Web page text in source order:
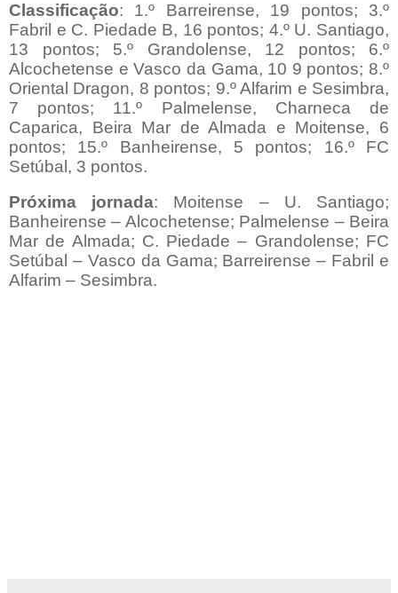
Classificação: 1.º Barreirense, 19 pontos; 3.º
Fabril e C. Piedade B, 16 pontos; 4.º U. Santiago,
13 pontos; 5.º Grandolense, 12 pontos; 6.º
Alcochetense e Vasco da Gama, 10 9 pontos; 8.º
Oriental Dragon, 8 pontos; 9.º Alfarim e Sesimbra,
7 pontos; 11.º Palmelense, Charneca de
Caparica, Beira Mar de Almada e Moitense, 6
pontos; 15.º Banheirense, 5 pontos; 16.º FC
Setúbal, 3 pontos.
Próxima jornada: Moitense – U. Santiago;
Banheirense – Alcochetense; Palmelense – Beira
Mar de Almada; C. Piedade – Grandolense; FC
Setúbal – Vasco da Gama; Barreirense – Fabril e
Alfarim – Sesimbra.